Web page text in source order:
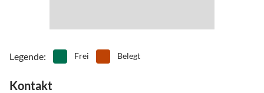
Legende: Frei Belegt
Kontakt